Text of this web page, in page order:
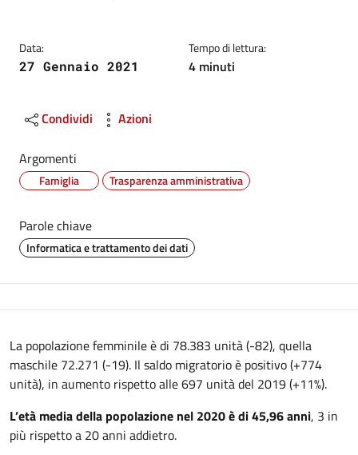
Data:
27 Gennaio 2021
Tempo di lettura:
4 minuti
Condividi Azioni
Argomenti
Famiglia Trasparenza amministrativa
Parole chiave
Informatica e trattamento dei dati
Descrizione
La popolazione femminile è di 78.383 unità (-82), quella
maschile 72.271 (-19). Il saldo migratorio è positivo (+774
unità), in aumento rispetto alle 697 unità del 2019 (+11%).
L’età media della popolazione nel 2020 è di 45,96 anni, 3 in
più rispetto a 20 anni addietro.